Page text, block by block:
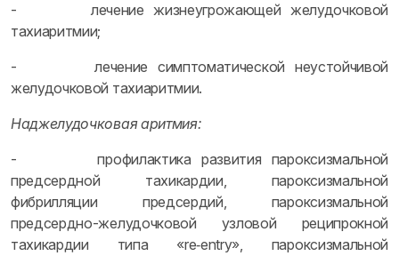
- лечение жизнеугрожающей желудочковой
тахиаритмии;
- лечение симптоматической неустойчивой
желудочковой тахиаритмии.
Наджелудочковая аритмия:
- профилактика развития пароксизмальной
предсердной тахикардии, пароксизмальной
фибрилляции предсердий, пароксизмальной
предсердно-желудочковой узловой реципрокной
тахикардии типа «rе‑entry», пароксизмальной